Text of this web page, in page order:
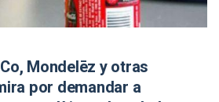
Mondelēz y otras
por demandar a